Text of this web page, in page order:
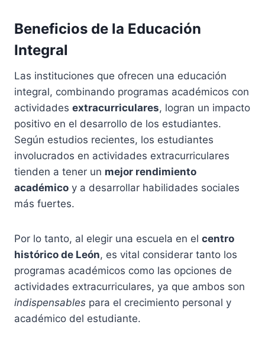
Beneficios de la Educación
Integral
Las instituciones que ofrecen una educación
integral, combinando programas académicos con
actividades extracurriculares, logran un impacto
positivo en el desarrollo de los estudiantes.
Según estudios recientes, los estudiantes
involucrados en actividades extracurriculares
tienden a tener un mejor rendimiento
académico y a desarrollar habilidades sociales
más fuertes.
Por lo tanto, al elegir una escuela en el centro
histórico de León, es vital considerar tanto los
programas académicos como las opciones de
actividades extracurriculares, ya que ambos son
indispensables para el crecimiento personal y
académico del estudiante.